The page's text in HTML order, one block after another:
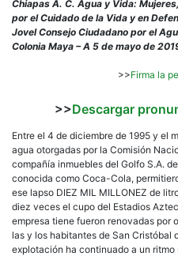
Chiapas A. C. Agua y Vida:
por el Cuidado de la Vida y en
Jovel Consejo Ciudadano por el
Colonia Maya – A 5 de mayo de
>>Firma la
>>Descargar
Entre el 4 de diciembre de 1995 y el
agua otorgadas por la Comisión
compañía inmuebles del Golfo S.A.
conocida como Coca-Cola,
ese lapso DIEZ MIL MILLONEZ de
diez veces el cupo del Estadios
empresa tiene fueron renovadas por
las y los habitantes de San Cristóbal
explotación ha continuado a un ritmo